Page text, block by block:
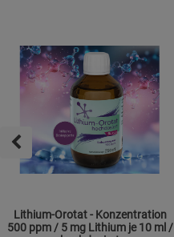
Lithium-Orotat - Konzentration
500 ppm / 5 mg Lithium je 10 ml /